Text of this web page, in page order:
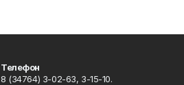
Телефон
8 (34764) 3-02-63, 3-15-10.